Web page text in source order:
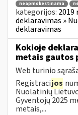
neapmokestinama
kategorijos:
deklaravimas »
deklaravimas
Kokioje
metais gautos
Web turinio
Registracijos
Nuolatinių
Gyventojų 2025
metais,...